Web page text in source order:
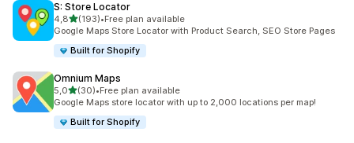
S: Store Locator
4,8na 5 gwiazdek
(193)
Łączna liczba recenzji: 193
•Free plan available
Google Maps Store Locator with Product Search, SEO Store Pages
Built for Shopify
Omnium Maps
5,0na 5 gwiazdek
(30)
Łączna liczba recenzji: 30
•Free plan available
Google Maps store locator with up to 2,000 locations per map!
Built for Shopify